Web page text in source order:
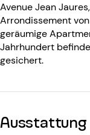
Avenue Jean
Arrondissement
geräumige
Jahrhundert
gesichert.
Ausstattung